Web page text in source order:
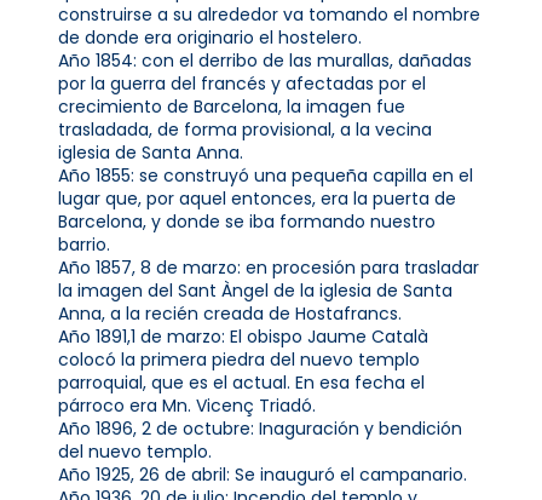
construirse a su alrededor va tomando el nombre
de donde era originario el hostelero.
Año 1854: con el derribo de las murallas, dañadas
por la guerra del francés y afectadas por el
crecimiento de Barcelona, la imagen fue
trasladada, de forma provisional, a la vecina
iglesia de Santa Anna.
Año 1855: se construyó una pequeña capilla en el
lugar que, por aquel entonces, era la puerta de
Barcelona, y donde se iba formando nuestro
barrio.
Año 1857, 8 de marzo: en procesión para trasladar
la imagen del Sant Àngel de la iglesia de Santa
Anna, a la recién creada de Hostafrancs.
Año 1891,1 de marzo: El obispo Jaume Català
colocó la primera piedra del nuevo templo
parroquial, que es el actual. En esa fecha el
párroco era Mn. Vicenç Triadó.
Año 1896, 2 de octubre: Inaguración y bendición
del nuevo templo.
Año 1925, 26 de abril: Se inauguró el campanario.